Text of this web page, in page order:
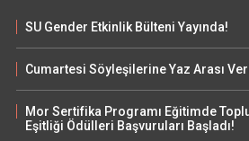
SU Gender Etkinlik Bülteni Yayında!
Cumartesi Söyleşilerine Yaz Arası
Mor Sertifika Programı Eğitimde
Eşitliği Ödülleri Başvuruları Başladı!